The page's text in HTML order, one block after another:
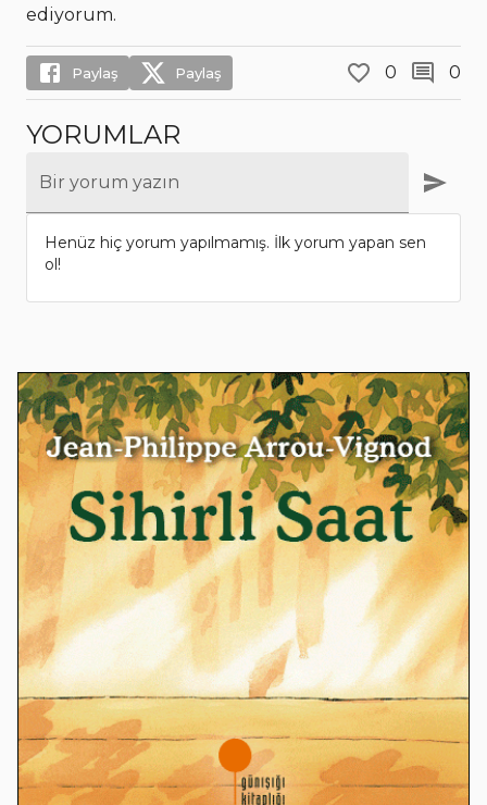
ediyorum.
Paylaş Paylaş 0 0
YORUMLAR
Bir yorum yazın
Henüz hiç yorum yapılmamış. İlk yorum yapan sen
ol!